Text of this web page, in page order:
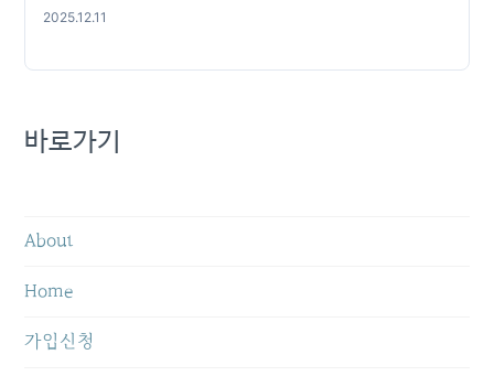
2025.12.11
바로가기
About
Home
가입신청